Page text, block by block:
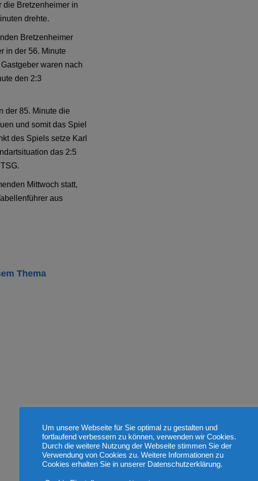
die Bretzenheimer in
drehte.
Bretzenheimer
in der 56. Minute
waren nach
den 2:3
der 85. Minute die
und somit das Spiel
des Spiels setze Karl
das 2:5
Mittwoch statt,
aus
Thema
Um unsere Webseite für Sie optimal zu gestalten und
fortlaufend verbessern zu können, verwenden wir Cookies.
Durch die weitere Nutzung der Webseite stimmen Sie der
Verwendung von Cookies zu. Weitere Informationen zu
Cookies erhalten Sie in unserer Datenschutzerklärung.